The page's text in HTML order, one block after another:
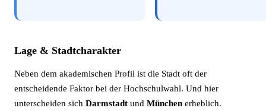
Lage & Stadtcharakter
Neben dem akademischen Profil ist die Stadt oft der
entscheidende Faktor bei der Hochschulwahl. Und hier
unterscheiden sich Darmstadt und München erheblich.